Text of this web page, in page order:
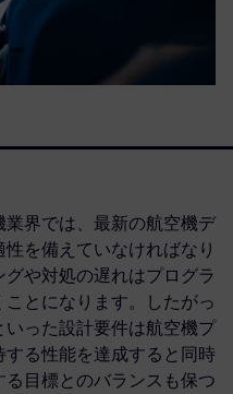
界では、最新の航空機デ
を備えていなければなり
や対処の遅れはプログラ
とになります。したがっ
った設計要件は航空機プ
る性能を達成すると同時
目標とのバランスも保つ